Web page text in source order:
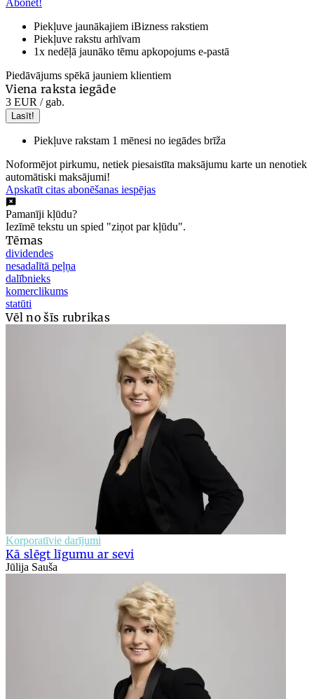
Piekļuve jaunākajiem iBizness rakstiem
Piekļuve rakstu arhīvam
1x nedēļā jaunāko tēmu apkopojums e-pastā
Piedāvājums spēkā jauniem klientiem
Viena raksta iegāde
3 EUR / gab.
Lasīt!
Piekļuve rakstam 1 mēnesi no iegādes brīža
Noformējot pirkumu, netiek piesaistīta maksājumu karte un nenotiek
automātiski maksājumi!
Apskatīt citas abonēšanas iespējas
Pamanīji kļūdu?
Iezīmē tekstu un spied "ziņot par kļūdu".
Tēmas
dividendes
nesadalītā peļņa
dalībnieks
komerclikums
statūti
Vēl no šīs rubrikas
Korporatīvie darījumi
Kā slēgt līgumu ar sevi
Jūlija Sauša